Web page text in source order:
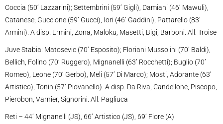
Coccia (50’ Lazzarini); Settembrini (59’ Gigli), Damiani (46’ Mawuli),
Catanese; Guccione (59’ Gucci), Iori (46’ Gaddini), Pattarello (83‘
Armini). A disp. Ermini, Zona, Maloku, Masetti, Bigi, Barboni. All. Troise
Juve Stabia: Matosevic (70’ Esposito); Floriani Mussolini (70’ Baldi),
Bellich, Folino (70’ Ruggero), Mignanelli (63’ Rocchetti); Buglio (70’
Romeo), Leone (70’ Gerbo), Meli (57’ Di Marco); Mosti, Adorante (63’
Artistico), Tonin (57’ Piovanello). A disp. Da Riva, Candellone, Piscopo,
Pierobon, Varnier, Signorini. All. Pagliuca
Reti – 44’ Mignanelli (JS), 66’ Artistico (JS), 69’ Fiore (A)